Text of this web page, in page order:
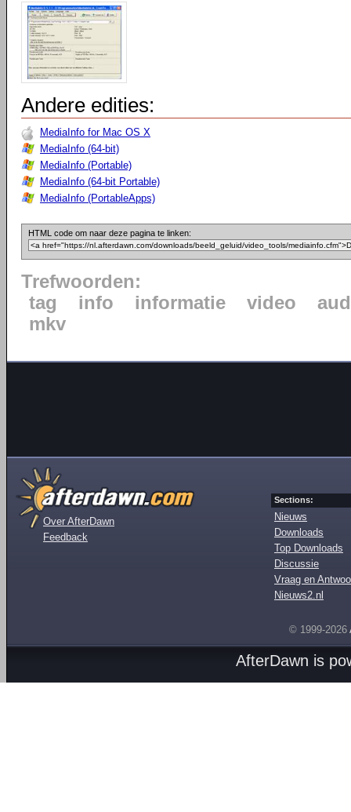
Andere edities:
MediaInfo for Mac OS X
MediaInfo (64-bit)
MediaInfo (Portable)
MediaInfo (64-bit Portable)
MediaInfo (PortableApps)
HTML code om naar deze pagina te linken:
Trefwoorden:
tag
info informatie video
mkv
Over AfterDawn
Feedback
Sections:
Nieuws
Downloads
Top Downloads
Discussie
Vraag en
Nieuws2.nl
© 1999-2026
AfterDawn is